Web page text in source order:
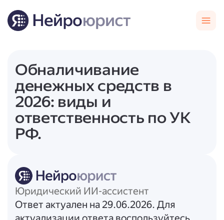
Обналичивание
денежных средств в
2026: виды и
ответственность по УК
РФ.
Юридический ИИ-ассистент
Ответ актуален на 29.06.2026. Для